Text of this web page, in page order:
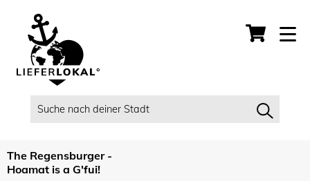
The Regensburger -
Hoamat is a G'fui!